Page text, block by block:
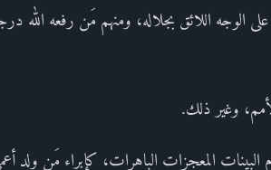
الوجه اللائق بجلاله، ومنهم مَن رفعه الله
وغير ذلك.
البينات المعجزات الباهرات، كإبراء مَن ولد